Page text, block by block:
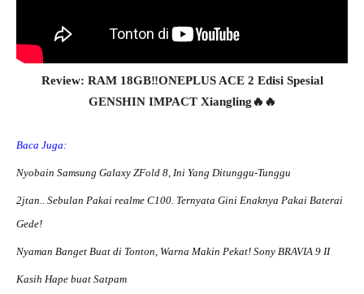
Review: RAM 18GB‼️ONEPLUS ACE 2 Edisi Spesial
GENSHIN IMPACT Xiangling🔥🔥
Baca Juga:
Nyobain Samsung Galaxy ZFold 8, Ini Yang Ditunggu-Tunggu
2jtan.. Sebulan Pakai realme C100. Ternyata Gini Enaknya Pakai Baterai
Gede!
Nyaman Banget Buat di Tonton, Warna Makin Pekat! Sony BRAVIA 9 II
Kasih Hape buat Satpam